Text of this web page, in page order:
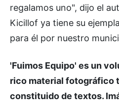
regalamos uno", dijo el
Kicillof ya tiene su
para él por nuestro
'Fuimos Equipo' es un
rico material fotográfico
constituido de textos.